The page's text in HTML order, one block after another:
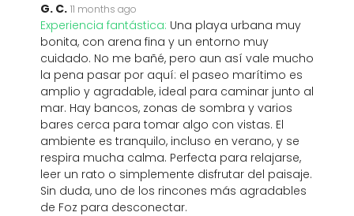
G. C. 11 months ago
Experiencia fantástica: Una playa urbana muy
bonita, con arena fina y un entorno muy
cuidado. No me bañé, pero aun así vale mucho
la pena pasar por aquí: el paseo marítimo es
amplio y agradable, ideal para caminar junto al
mar. Hay bancos, zonas de sombra y varios
bares cerca para tomar algo con vistas. El
ambiente es tranquilo, incluso en verano, y se
respira mucha calma. Perfecta para relajarse,
leer un rato o simplemente disfrutar del paisaje.
Sin duda, uno de los rincones más agradables
de Foz para desconectar.